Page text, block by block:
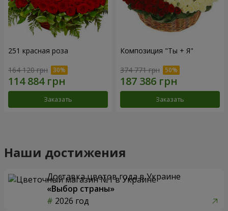
251 красная роза
164 120 грн
Заказать
Композиция "Ты + Я"
374 771 грн
Заказать
Наши достижения
Доставка цветов года в Украине
«Выбор страны»
2026 год